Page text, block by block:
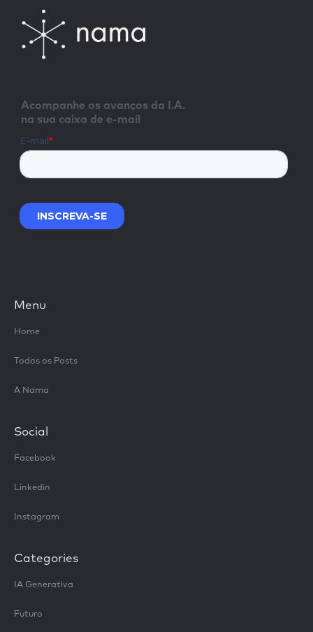
Acompanhe os avanços da I.A.
na sua caixa de e-mail
Menu
Home
Todos os Posts
A Nama
Social
Facebook
Linkedin
Instagram
Categories
IA Generativa
Futuro